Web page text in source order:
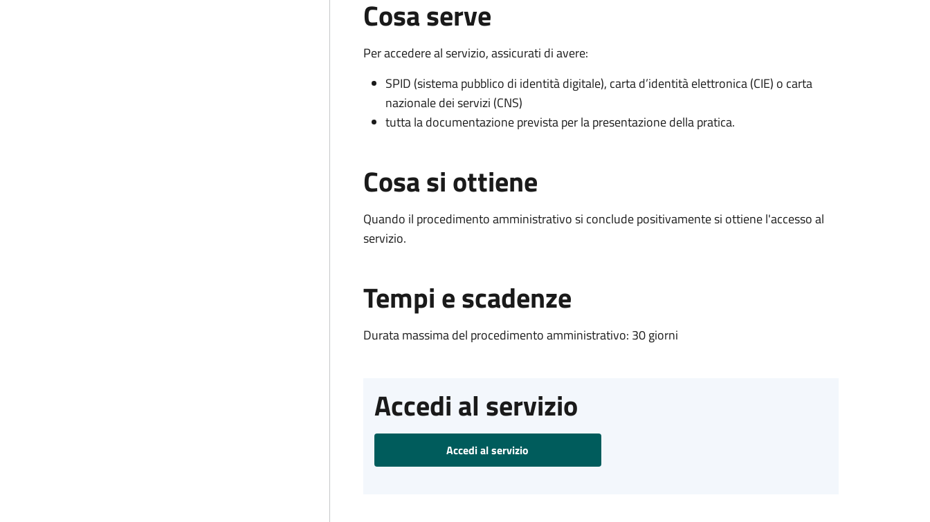
Cosa serve
Per accedere al servizio, assicurati di avere:
SPID (sistema pubblico di identità digitale), carta d’identità elettronica (CIE) o carta
nazionale dei servizi (CNS)
tutta la documentazione prevista per la presentazione della pratica.
Cosa si ottiene
Quando il procedimento amministrativo si conclude positivamente si ottiene l'accesso al
servizio.
Tempi e scadenze
Durata massima del procedimento amministrativo: 30 giorni
Accedi al servizio
Accedi al servizio